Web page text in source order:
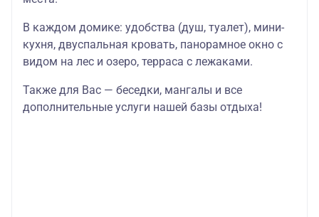
В каждом домике: удобства (душ, туалет), мини-
кухня, двуспальная кровать, панорамное окно с
видом на лес и озеро, терраса с лежаками.
Также для Вас — беседки, мангалы и все
дополнительные услуги нашей базы отдыха!